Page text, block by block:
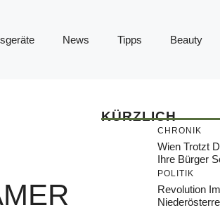
News Tipps Beauty
KÜRZLICH
CHRONIK
Wien Trotzt
Ihre Bürger
POLITIK
Revolution